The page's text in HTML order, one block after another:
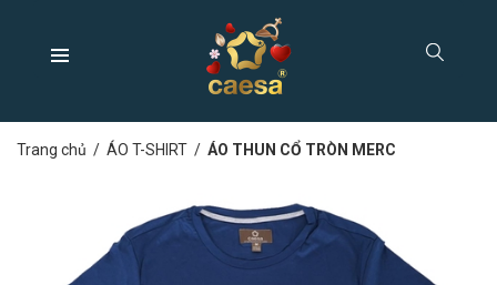
Trang chủ / ÁO T-SHIRT / ÁO THUN CỔ TRÒN MERC